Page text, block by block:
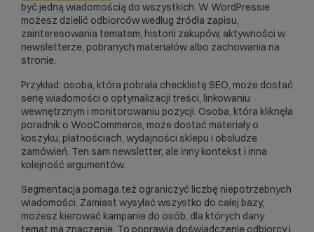
być jedną wiadomością do wszystkich. W WordPressie
możesz dzielić odbiorców według źródła zapisu,
zainteresowania tematem, historii zakupów, aktywności w
newsletterze, pobranych materiałów albo zachowania na
stronie.
Przykład: osoba, która pobrała checklistę SEO, może dostać
serię wiadomości o optymalizacji treści, linkowaniu
wewnętrznym i monitorowaniu pozycji. Osoba, która kliknęła
poradnik o WooCommerce, może dostać materiały o
koszyku, płatnościach, wydajności sklepu i obsłudze
zamówień. Ten sam newsletter, ale inny kontekst i inna
kolejność argumentów.
Segmentacja pomaga też ograniczyć liczbę niepotrzebnych
wiadomości. Zamiast wysyłać wszystko do całej bazy,
możesz kierować kampanie do osób, dla których dany
temat ma znaczenie. To poprawia doświadczenie odbiorcy i